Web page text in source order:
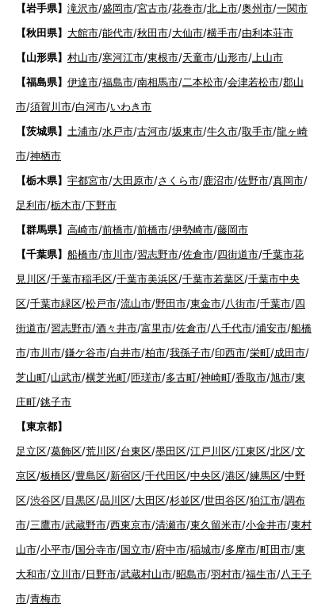
【岩手県】 滝沢市/盛岡市/宮古市/花巻市/北上市/奥州市/一関市
【秋田県】 大館市/能代市/秋田市/大仙市/横手市/由利本荘市
【山形県】 村山市/寒河江市/東根市/天童市/山形市/ 上山市
【福島県】 伊達市/福島市/南相馬市/二本松市/会津若松市/郡山
市/須賀川市/白河市/いわき市
【茨城県】 土浦市/水戸市/古河市/坂東市/牛久市/取手市/龍ヶ崎
市/神栖市
【栃木県】 宇都宮市/大田原市/さくら市/鹿沼市/佐野市/真岡市/
足利市/栃木市/下野市
【群馬県】 高崎市/前橋市/前橋市/伊勢崎市/藤岡市
【千葉県】 船橋市/市川市/習志野市/佐倉市/四街道市/千葉市花
見川区/千葉市稲毛区/千葉市美浜区/千葉市若葉区/千葉市中央
区/千葉市緑区/松戸市/流山市/野田市/東金市/八街市/千葉市/四
街道市/習志野市/酒々井市/富里市/佐倉市/八千代市/浦安市/船橋
市/市川市/鎌ケ谷市/白井市/柏市/我孫子市/印西市/栄町/成田市/
芝山町/山武市/横芝光町/匝瑳市/多古町/神崎町/香取市/旭市/東
庄町/銚子市
【東京都】
足立区/葛飾区/荒川区/台東区/墨田区/江戸川区/江東区/北区/文
京区/板橋区/豊島区/新宿区/千代田区/中央区/港区/練馬区/中野
区/渋谷区/目黒区/品川区/大田区/杉並区/世田谷区/狛江市/調布
市/三鷹市/武蔵野市/西東京市/清瀬市/東久留米市/小金井市/東村
山市/小平市/国分寺市/国立市/府中市/稲城市/多摩市/町田市/東
大和市/立川市/日野市/武蔵村山市/昭島市/羽村市/福生市/八王子
市/青梅市